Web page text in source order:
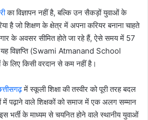
का विज्ञापन नहीं है, बल्कि उन सैकड़ों युवाओं के
है जो शिक्षण के क्षेत्र में अपना करियर बनाना चाहते
के अवसर सीमित होते जा रहे हैं, ऐसे समय में 57
विज्ञप्ति (Swami Atmanand School
लिए किसी वरदान से कम नहीं है।
में स्कूली शिक्षा की तस्वीर को पूरी तरह बदल
पढ़ाने वाले शिक्षकों को समाज में एक अलग सम्मान
भर्ती के माध्यम से चयनित होने वाले स्थानीय युवाओं